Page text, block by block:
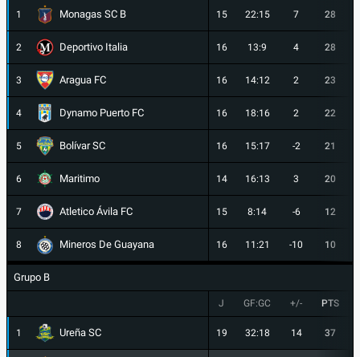
1 Monagas SC B 15 22:15 7 28
2 Deportivo Italia 16 13:9 4 28
3 Aragua FC 16 14:12 2 23
4 Dynamo Puerto FC 16 18:16 2 22
5 Bolívar SC 16 15:17 -2 21
6 Maritimo 14 16:13 3 20
7 Atletico Ávila FC 15 8:14 -6 12
8 Mineros De Guayana 16 11:21 -10 10
Grupo B
J GF:GC +/- PTS
1 Ureña SC 19 32:18 14 37